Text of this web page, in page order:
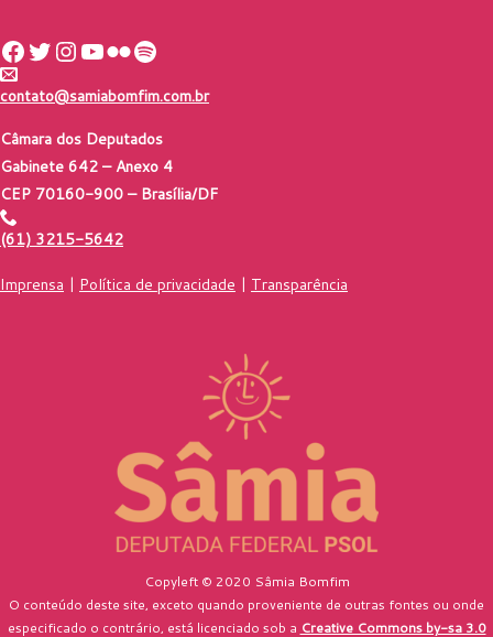
Facebook Twitter Instagram Youtube Flickr Spotify
contato@samiabomfim.com.br
Câmara dos Deputados
Gabinete 642 – Anexo 4
CEP 70160-900 – Brasília/DF
(61) 3215-5642
Imprensa | Política de privacidade | Transparência
Copyleft © 2020 Sâmia Bomfim
O conteúdo deste site, exceto quando proveniente de outras fontes ou onde
especificado o contrário, está licenciado sob a Creative Commons by-sa 3.0